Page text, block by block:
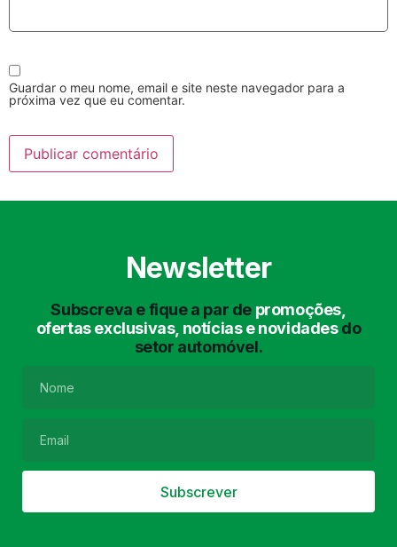
Guardar o meu nome, email e site neste navegador para a
próxima vez que eu comentar.
Newsletter
Subscreva e fique a par de promoções,
ofertas exclusivas, notícias e novidadesdo
setor automóvel.
Subscrever
com Aspiração e de
Interiores
Lavagem de Chassis Matrículas
Filtro de Partículas Óleos